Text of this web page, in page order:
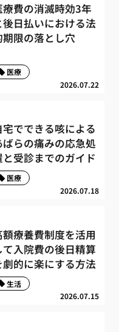
療費の消滅時効3年
後日払いにおける法
期限の落とし穴
2026.07.22
医療
宅でできる咳による
ばらの痛みの応急処
と受診までのガイド
2026.07.18
医療
額療養費制度を活用
て入院費の後日精算
劇的に楽にする方法
2026.07.15
生活